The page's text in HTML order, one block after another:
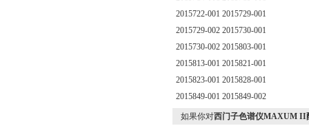
2015722-001 2015729-001
2015729-002 2015730-001
2015730-002 2015803-001
2015813-001 2015821-001
2015823-001 2015828-001
2015849-001 2015849-002
如果你对西门子色谱仪MAXUM II